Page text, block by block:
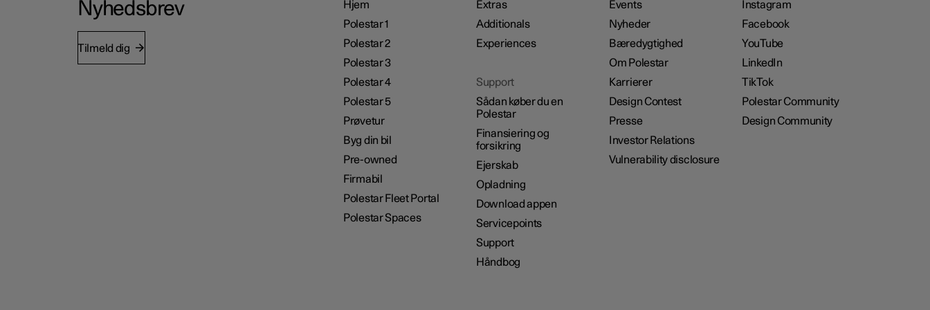
Nyhedsbrev
Tilmeld dig
Hjem
Polestar 1
Polestar 2
Polestar 3
Polestar 4
Polestar 5
Prøvetur
Byg din bil
Pre-owned
Firmabil
Polestar Fleet Portal
Polestar Spaces
Extras
Additionals
Experiences
Support
Sådan køber du en
Polestar
Finansiering og
forsikring
Ejerskab
Opladning
Download appen
Servicepoints
Support
Håndbog
Events
Nyheder
Bæredygtighed
Om Polestar
Karrierer
Design Contest
Presse
Investor Relations
Vulnerability disclosure
Instagram
Facebook
YouTube
LinkedIn
TikTok
Polestar Community
Design Community